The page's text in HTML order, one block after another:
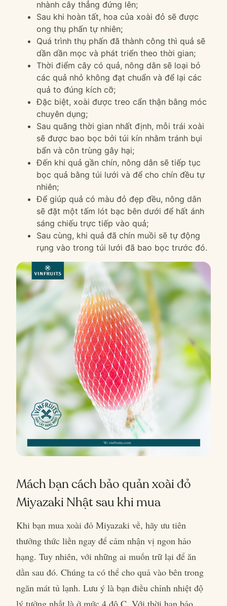
nhành cây thẳng đứng lên;
Sau khi hoàn tất, hoa của xoài đỏ sẽ được
ong thụ phấn tự nhiên;
Quá trình thụ phấn đã thành công thì quả sẽ
dần dần mọc và phát triển theo thời gian;
Thời điểm cây có quả, nông dân sẽ loại bỏ
các quả nhỏ không đạt chuẩn và để lại các
quả to đúng kích cỡ;
Đặc biệt, xoài được treo cẩn thận bằng móc
chuyên dụng;
Sau quãng thời gian nhất định, mỗi trái xoài
sẽ được bao bọc bởi túi kín nhằm tránh bụi
bẩn và côn trùng gây hại;
Đến khi quả gần chín, nông dân sẽ tiếp tục
bọc quả bằng túi lưới và để cho chín đều tự
nhiên;
Để giúp quả có màu đỏ đẹp đều, nông dân
sẽ đặt một tấm lót bạc bên dưới để hất ánh
sáng chiếu trực tiếp vào quả;
Sau cùng, khi quả đã chín muồi sẽ tự động
rụng vào trong túi lưới đã bao bọc trước đó.
Mách bạn cách bảo quản xoài đỏ
Miyazaki Nhật sau khi mua
Khi bạn mua xoài đỏ Miyazaki về, hãy ưu tiên
thưởng thức liền ngay để cảm nhận vị ngon hảo
hạng. Tuy nhiên, với những ai muốn trữ lại để ăn
dần sau đó. Chúng ta có thể cho quả vào bên trong
ngăn mát tủ lạnh. Lưu ý là bạn điều chỉnh nhiệt độ
lý tưởng nhất là ở mức 4 độ C. Với thời hạn bảo